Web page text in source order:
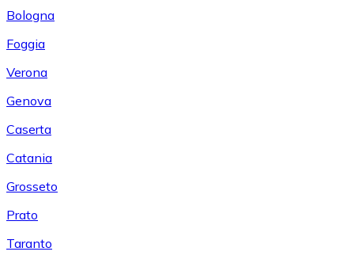
Bologna
Foggia
Verona
Genova
Caserta
Catania
Grosseto
Prato
Taranto